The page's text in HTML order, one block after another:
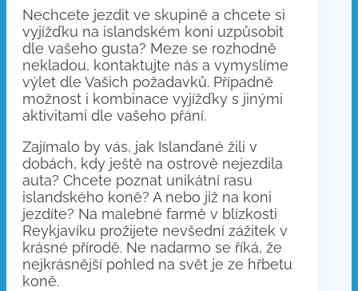
Nechcete jezdit ve skupině a chcete si
vyjížďku na islandském koni uzpůsobit
dle vašeho gusta? Meze se rozhodně
nekladou, kontaktujte nás a vymyslíme
výlet dle Vašich požadavků. Případně
možnost i kombinace vyjížďky s jinými
aktivitami dle vašeho přání.
Zajímalo by vás, jak Islanďané žili v
dobách, kdy ještě na ostrově nejezdila
auta? Chcete poznat unikátní rasu
islandského koně? A nebo již na koni
jezdíte? Na malebné farmě v blízkosti
Reykjavíku prožijete nevšední zážitek v
krásné přírodě. Ne nadarmo se říká, že
nejkrásnější pohled na svět je ze hřbetu
koně.